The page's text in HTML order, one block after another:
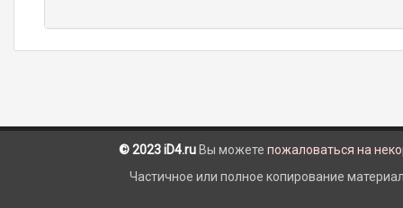
© 2023 iD4.ru Вы можете пожаловаться на
Частичное или полное копирование